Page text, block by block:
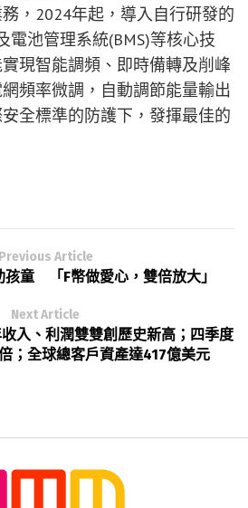
，2024年起，導入自行研發的
電池管理系統(BMS)等核心技
現智能調頻、即時備轉及削峰
頻率微調，自動調節能量輸出
全標準的防護下，發揮最佳的
Previous Article
孩童 「F幣做愛心，雙倍放大」
Next Article
入、利潤雙雙創歷史新高；四季度
；全球總客戶資產達417億美元